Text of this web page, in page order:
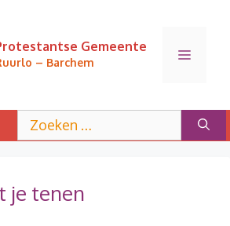
Gemeente
– Barchem
Menu
naar:
je tenen